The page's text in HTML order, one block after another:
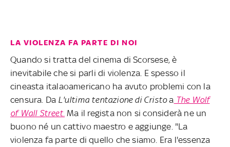
LA VIOLENZA FA PARTE DI NOI
Quando si tratta del cinema di Scorsese, è
inevitabile che si parli di violenza. E spesso il
cineasta italaoamericano ha avuto problemi con la
censura. Da L'ultima tentazione di Cristoa The Wolf
of Wall Street. Ma il regista non si considerà ne un
buono né un cattivo maestro e aggiunge. "La
violenza fa parte di quello che siamo. Era l'essenza